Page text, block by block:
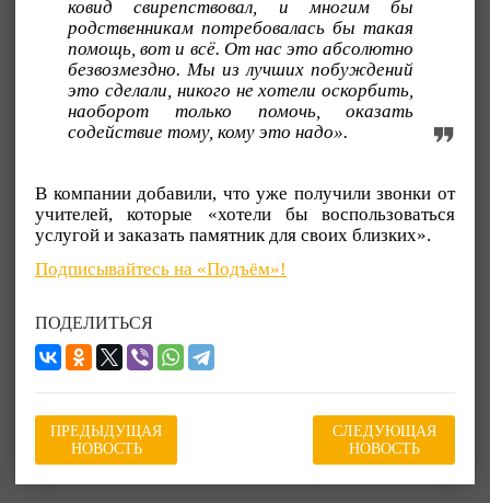
ковид свирепствовал, и многим бы
родственникам потребовалась бы такая
помощь, вот и всё. От нас это абсолютно
безвозмездно. Мы из лучших побуждений
это сделали, никого не хотели оскорбить,
наоборот только помочь, оказать
содействие тому, кому это надо».
В компании добавили, что уже получили звонки от
учителей, которые «хотели бы воспользоваться
услугой и заказать памятник для своих близких».
Подписывайтесь на «Подъём»!
ПОДЕЛИТЬСЯ
ПРЕДЫДУЩАЯ
НОВОСТЬ
СЛЕДУЮЩАЯ
НОВОСТЬ